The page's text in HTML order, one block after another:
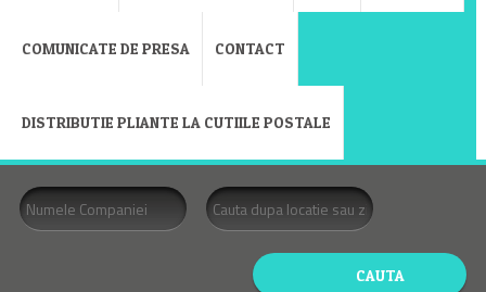
COMUNICATE DE PRESA CONTACT
DISTRIBUTIE PLIANTE LA CUTIILE POSTALE